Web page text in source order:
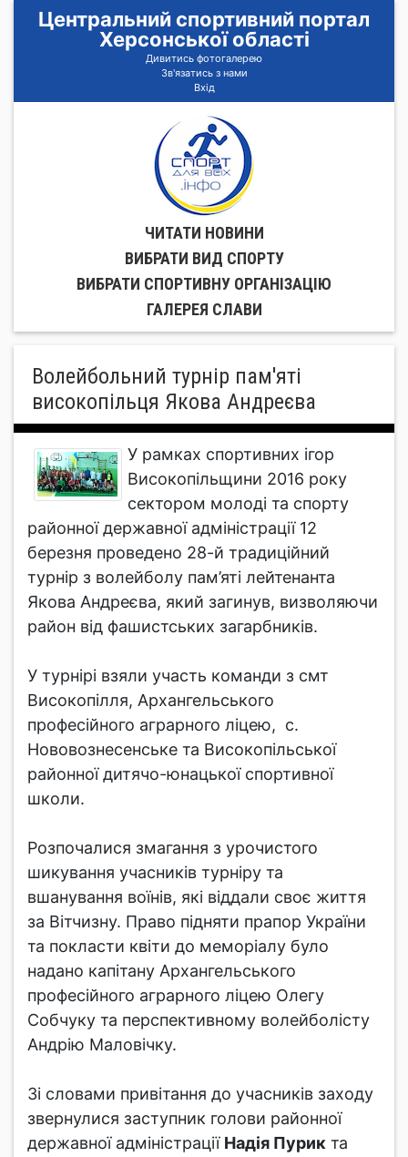
Центральний спортивний портал
Херсонської області
Дивитись фотогалерею
Зв'язатись з нами
Вхід
ЧИТАТИ НОВИНИ
ВИБРАТИ ВИД СПОРТУ
ВИБРАТИ СПОРТИВНУ ОРГАНIЗАЦIЮ
ГАЛЕРЕЯ СЛАВИ
Волейбольний турнір пам'яті
високопільця Якова Андреєва
У рамках спортивних ігор
Високопільщини 2016 року
сектором молоді та спорту
районної державної адміністрації 12
березня проведено 28-й традиційний
турнір з волейболу пам’яті лейтенанта
Якова Андреєва, який загинув, визволяючи
район від фашистських загарбників.
У турнірі взяли участь команди з смт
Високопілля, Архангельського
професійного аграрного ліцею, с.
Нововознесенське та Високопільської
районної дитячо-юнацької спортивної
школи.
Розпочалися змагання з урочистого
шикування учасників турніру та
вшанування воїнів, які віддали своє життя
за Вітчизну. Право підняти прапор України
та покласти квіти до меморіалу було
надано капітану Архангельського
професійного аграрного ліцею Олегу
Собчуку та перспективному волейболісту
Андрію Маловічку.
Зі словами привітання до учасників заходу
звернулися заступник голови районної
державної адміністрації Надія Пурик та